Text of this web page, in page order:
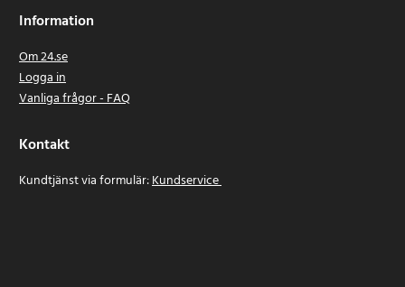
Information
Om 24.se
Logga in
Vanliga frågor - FAQ
Kontakt
Kundtjänst via formulär:Kundservice